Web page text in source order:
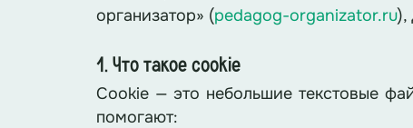
организатор» (pedagog-organizator.ru),
1. Что такое cookie
Cookie — это небольшие текстовые
помогают: